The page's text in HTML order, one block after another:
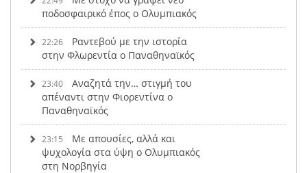
ποδοσφαιρικό έπος ο Ολυμπιακός
22:26
Ραντεβού με την ιστορία
στην Φλωρεντία ο Παναθηναϊκός
23:40
Αναζητά την… στιγμή του
απέναντι στην Φιορεντίνα ο
Παναθηναϊκός
23:15
Με απουσίες, αλλά και
ψυχολογία στα ύψη ο Ολυμπιακός
στη Νορβηγία